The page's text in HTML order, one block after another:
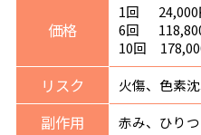
価格
1回 24,000
6回 118,800
10回
リスク 火傷、色素
副作用 赤み、ひり